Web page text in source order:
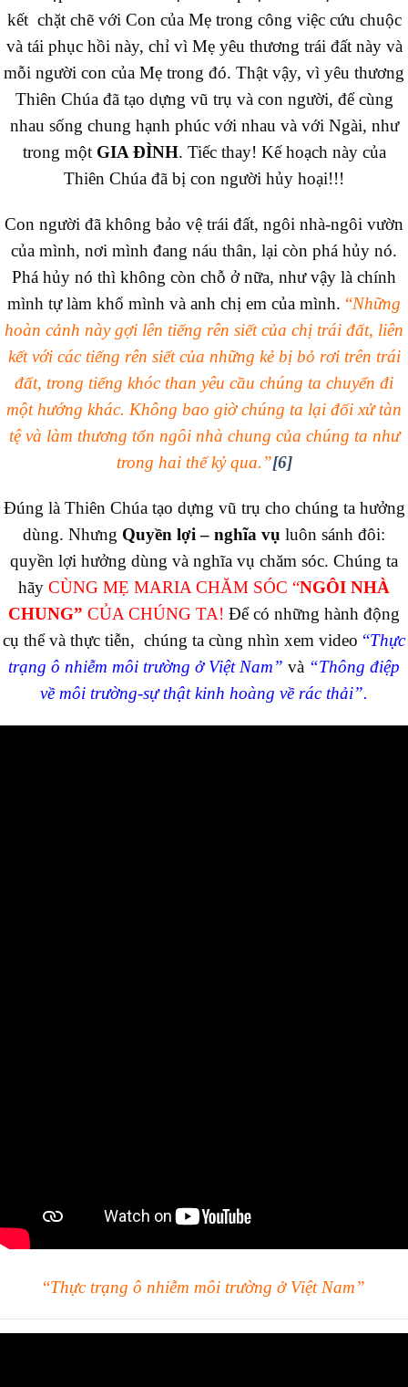
kết chặt chẽ với Con của Mẹ trong công việc cứu chuộc
và tái phục hồi này, chỉ vì Mẹ yêu thương trái đất này và
mỗi người con của Mẹ trong đó. Thật vậy, vì yêu thương
Thiên Chúa đã tạo dựng vũ trụ và con người, để cùng
nhau sống chung hạnh phúc với nhau và với Ngài, như
trong một GIA ĐÌNH. Tiếc thay! Kế hoạch này của
Thiên Chúa đã bị con người hủy hoại!!!
Con người đã không bảo vệ trái đất, ngôi nhà-ngôi vườn
của mình, nơi mình đang náu thân, lại còn phá hủy nó.
Phá hủy nó thì không còn chỗ ở nữa, như vậy là chính
mình tự làm khổ mình và anh chị em của mình. “Những
hoàn cảnh này gợi lên tiếng rên siết của chị trái đất, liên
kết với các tiếng rên siết của những kẻ bị bỏ rơi trên trái
đất, trong tiếng khóc than yêu cầu chúng ta chuyển đi
một hướng khác. Không bao giờ chúng ta lại đối xử tàn
tệ và làm thương tổn ngôi nhà chung của chúng ta như
trong hai thế kỷ qua.”[6]
Đúng là Thiên Chúa tạo dựng vũ trụ cho chúng ta hưởng
dùng. Nhưng Quyền lợi – nghĩa vụ luôn sánh đôi:
quyền lợi hưởng dùng và nghĩa vụ chăm sóc. Chúng ta
hãy CÙNG MẸ MARIA CHĂM SÓC “NGÔI NHÀ
CHUNG” CỦA CHÚNG TA! Để có những hành động
cụ thể và thực tiễn, chúng ta cùng nhìn xem video “Thực
trạng ô nhiễm môi trường ở Việt Nam” và “Thông điệp
về môi trường-sự thật kinh hoàng về rác thải”.
“Thực trạng ô nhiễm môi trường ở Việt Nam”